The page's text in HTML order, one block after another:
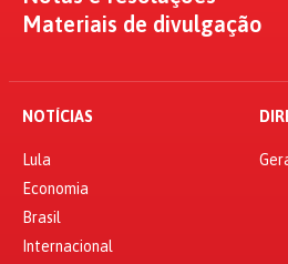
Materiais de divulgação
NOTÍCIAS
Lula
Economia
Brasil
Internacional